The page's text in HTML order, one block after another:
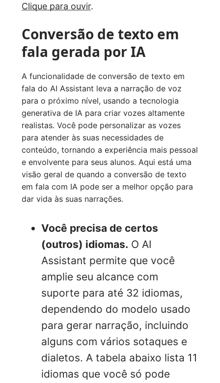
Clique para ouvir.
Conversão de texto em
fala gerada por IA
A funcionalidade de conversão de texto em
fala do AI Assistant leva a narração de voz
para o próximo nível, usando a tecnologia
generativa de IA para criar vozes altamente
realistas. Você pode personalizar as vozes
para atender às suas necessidades de
conteúdo, tornando a experiência mais pessoal
e envolvente para seus alunos. Aqui está uma
visão geral de quando a conversão de texto
em fala com IA pode ser a melhor opção para
dar vida às suas narrações.
Você precisa de certos
(outros) idiomas. O AI
Assistant permite que você
amplie seu alcance com
suporte para até 32 idiomas,
dependendo do modelo usado
para gerar narração, incluindo
alguns com vários sotaques e
dialetos. A tabela abaixo lista 11
idiomas que você só pode